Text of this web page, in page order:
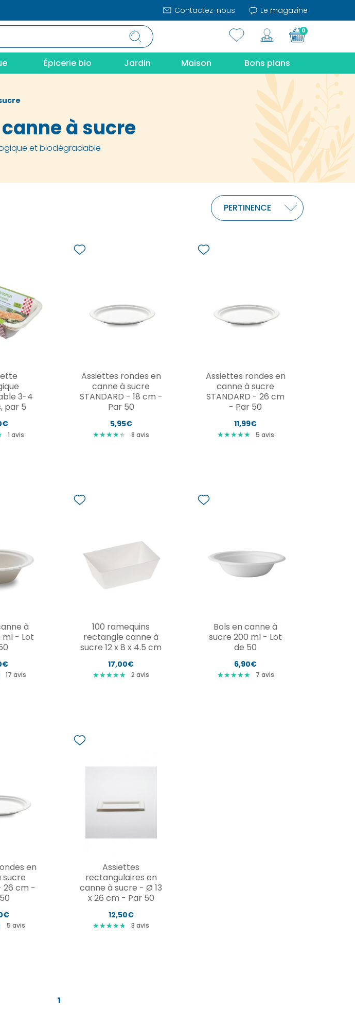
Contactez-nous Le magazine
0
Épicerie bio Jardin Maison Bons plans
à sucre
et biodégradable
3-4
par 5
1 avis
Assiettes rondes en
canne à sucre
STANDARD - 18 cm -
Par 50
5,95€
★★★★★
★★★★★ 8 avis
Assiettes rondes en
canne à sucre
STANDARD - 26 cm
- Par 50
11,99€
★★★★★
★★★★★ 5 avis
à
ml - Lot
17 avis
100 ramequins
rectangle canne à
sucre 12 x 8 x 4.5 cm
17,00€
★★★★★
★★★★★ 2 avis
Bols en canne à
sucre 200 ml - Lot
de 50
6,90€
★★★★★
★★★★★ 7 avis
en
sucre
26 cm -
5 avis
Assiettes
rectangulaires en
canne à sucre - Ø 13
x 26 cm - Par 50
12,50€
★★★★★
★★★★★ 3 avis
1